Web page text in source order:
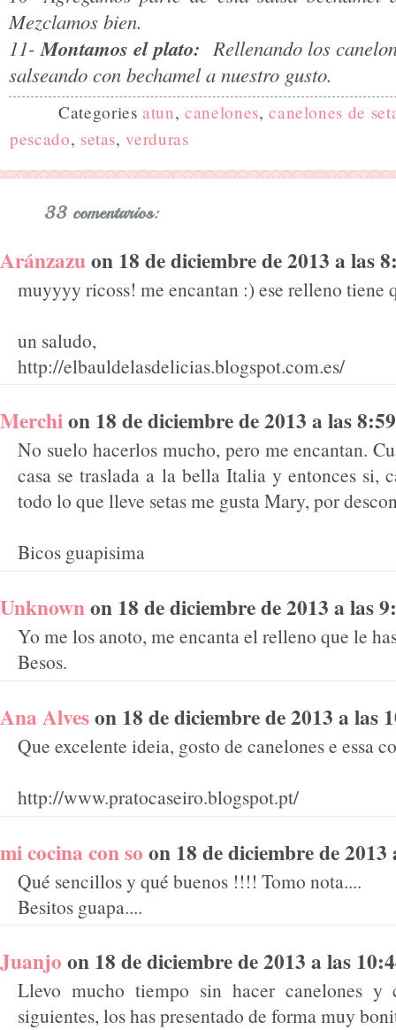
Mezclamos bien.
11-Montamos el plato: Rellenando los
salseando con bechamel a nuestro gusto.
Categoriesatun,canelones,canelones de
pescado, setas,verduras
33 comentarios:
Aránzazuon 18 de diciembre de 2013 a las
muyyyy ricoss! me encantan :) ese relleno tiene
un saludo,
http://elbauldelasdelicias.blogspot.com.es/
Merchion 18 de diciembre de 2013 a las
No suelo hacerlos mucho, pero me encantan.
casa se traslada a la bella Italia y entonces si,
todo lo que lleve setas me gusta Mary, por
Bicos guapisima
Unknownon 18 de diciembre de 2013 a las
Yo me los anoto, me encanta el relleno que le
Besos.
Ana Alveson 18 de diciembre de 2013 a las
Que excelente ideia, gosto de canelones e essa
http://www.pratocaseiro.blogspot.pt/
mi cocina con so on 18 de diciembre de
Qué sencillos y qué buenos !!!! Tomo nota....
Besitos guapa....
Juanjo on 18 de diciembre de 2013 a las
Llevo mucho tiempo sin hacer canelones
siguientes, los has presentado de forma muy